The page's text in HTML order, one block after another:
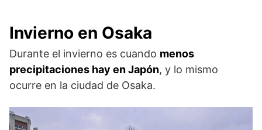
Invierno en Osaka
Durante el invierno es cuando menos
precipitaciones hay en Japón, y lo mismo
ocurre en la ciudad de Osaka.